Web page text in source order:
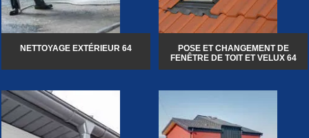
NETTOYAGE EXTÉRIEUR 64
POSE ET CHANGEMENT DE
FENÊTRE DE TOIT ET VELUX 64